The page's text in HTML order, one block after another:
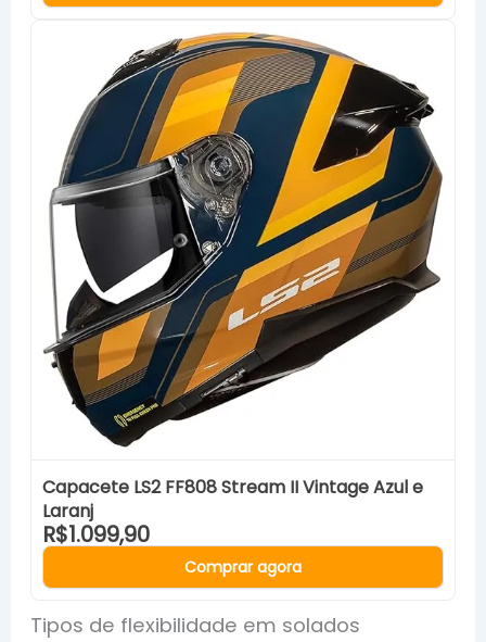
Capacete LS2 FF808 Stream II Vintage Azul e
Laranj
R$1.099,90
Comprar agora
Tipos de flexibilidade em solados